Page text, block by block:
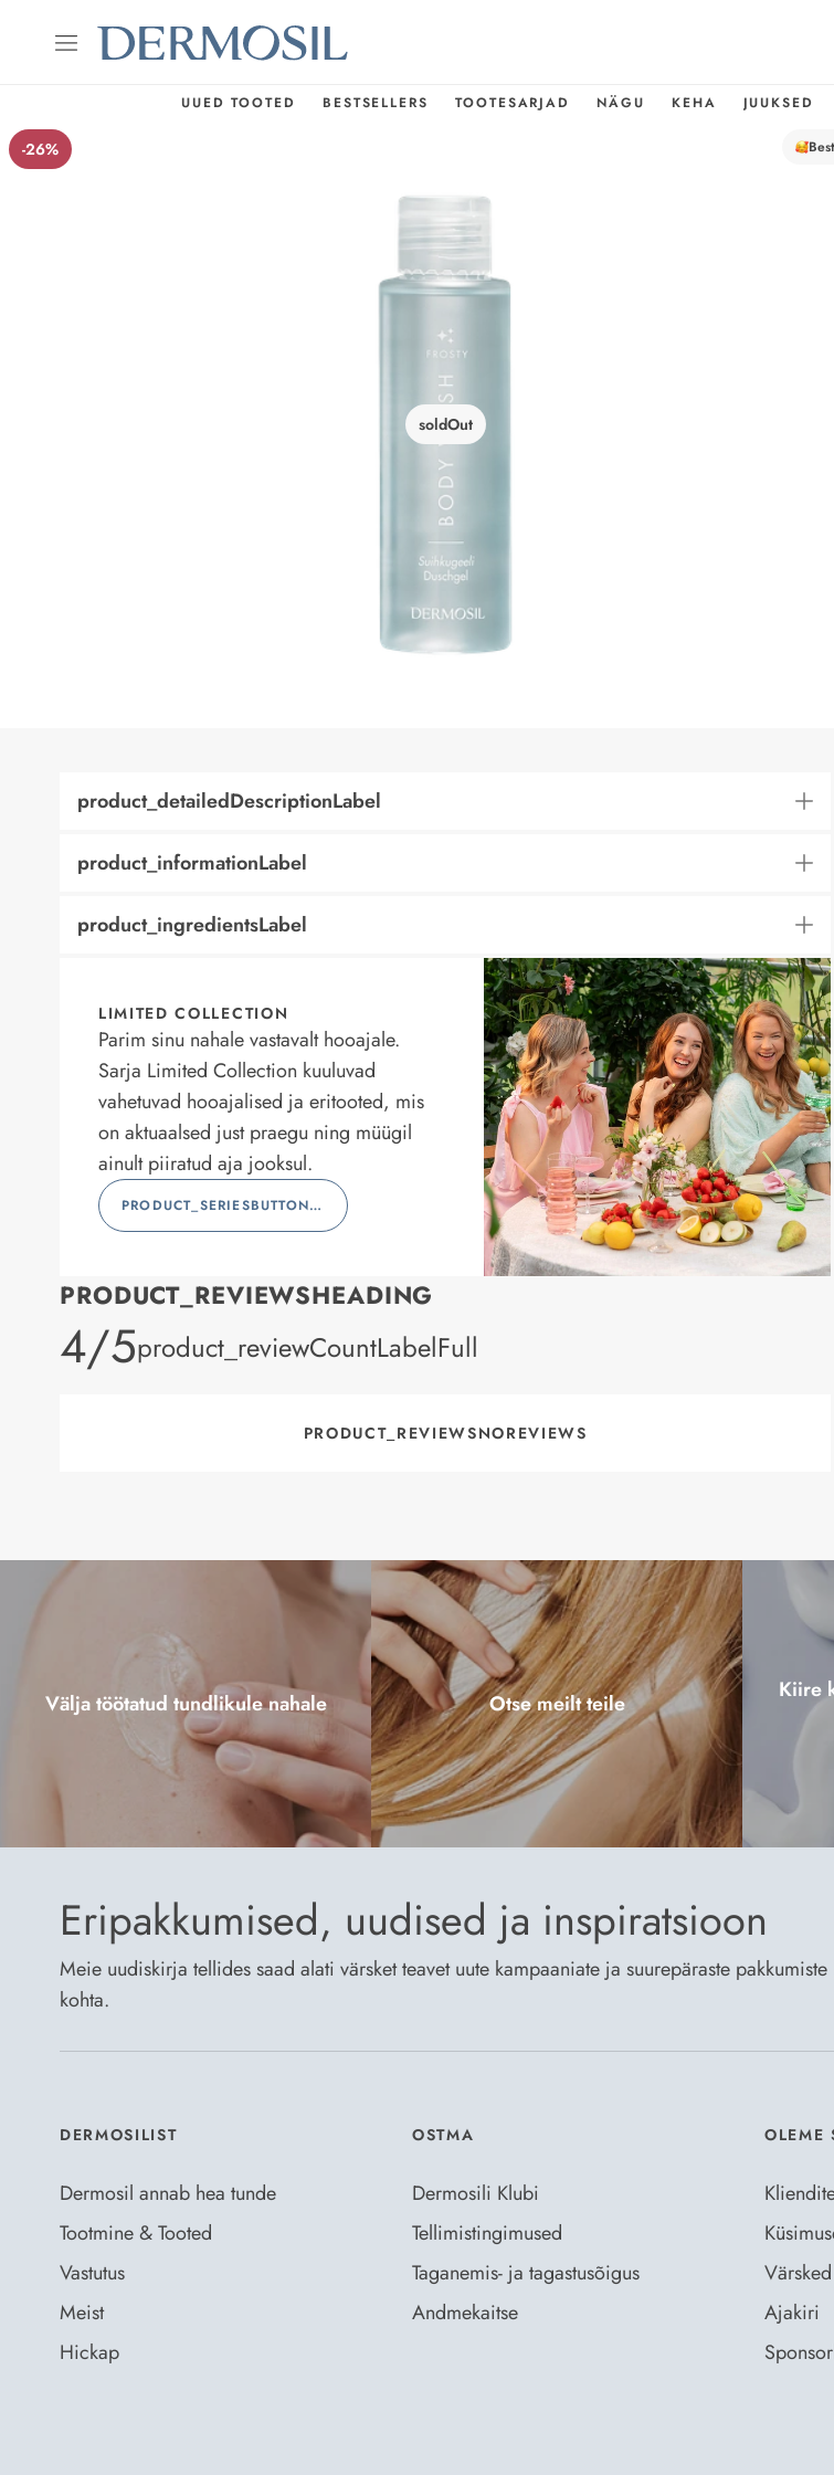
UUED TOOTED BESTSELLERS TOOTESARJAD NÄGU KEHA JUUKSED
soldOut
-26%
product_detailedDescriptionLabel
product_informationLabel
product_ingredientsLabel
LIMITED COLLECTION
Parim sinu nahale vastavalt hooajale.
Sarja Limited Collection kuuluvad
vahetuvad hooajalised ja eritooted, mis
on aktuaalsed just praegu ning müügil
ainult piiratud aja jooksul.
PRODUCT_SERIESBUTTONLABEL
PRODUCT_REVIEWSHEADING
product_rating
4/5product_reviewCountLabelFull
PRODUCT_REVIEWSNOREVIEWS
Välja töötatud tundlikule nahale Otse meilt teile
Kiire
Eripakkumised, uudised ja inspiratsioon
Meie uudiskirja tellides saad alati värsket teavet uute kampaaniate ja suurepäraste pakkumiste
kohta.
DERMOSILIST
Dermosil annab hea tunde
Tootmine & Tooted
Vastutus
Meist
Hickap
OSTMA
Dermosili Klubi
Tellimistingimused
Taganemis- ja tagastusõigus
Andmekaitse
OLEME
Ajakiri